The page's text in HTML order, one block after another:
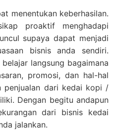
menentukan keberhasilan.
proaktif menghadapi
supaya dapat menjadi
bisnis anda sendiri.
langsung bagaimana
promosi, dan hal-hal
penjualan dari kedai kopi /
Dengan begitu andapun
dari bisnis kedai
jalankan.